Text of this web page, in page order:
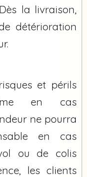
la livraison,
détérioration
et périls
en cas
ne pourra
en cas
ou de colis
les clients